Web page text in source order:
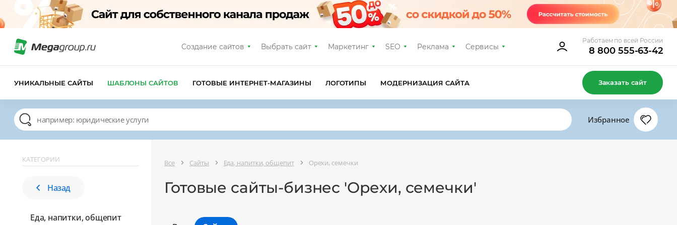
Создание сайтов Выбрать сайт Маркетинг SEO Реклама Сервисы
Работаем по всей России
8 800 555-63-42
УНИКАЛЬНЫЕ САЙТЫ ШАБЛОНЫ САЙТОВ ГОТОВЫЕ ИНТЕРНЕТ-МАГАЗИНЫ ЛОГОТИПЫ МОДЕРНИЗАЦИЯ САЙТА Заказать сайт
Избранное
КАТЕГОРИИ
Назад
Еда, напитки, общепит
Все Сайты Еда, напитки, общепит Орехи, семечки
Готовые сайты-бизнес 'Орехи, семечки'